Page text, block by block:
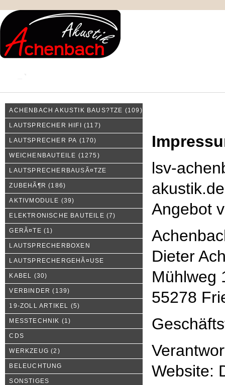
ACHENBACH AKUSTIK BAUS?TZE (109)
LAUTSPRECHER HIFI (117)
LAUTSPRECHER PA (170)
WEICHENBAUTEILE (1275)
LAUTSPRECHERBAUSÃ¤TZE
ZUBEHÃ¶R (186)
AKTIVMODULE (39)
ELEKTRONISCHE BAUTEILE (7)
GERÃ¤TE (1)
LAUTSPRECHERBOXEN
LAUTSPRECHERGEHÃ¤USE
KABEL (30)
VERBINDER (139)
19-ZOLL ARTIKEL (5)
MESSTECHNIK (1)
CDS
WERKZEUG (2)
BELEUCHTUNG
SONSTIGES
lsv-
Angebot
Dieter
Mühlweg
55278
Website: